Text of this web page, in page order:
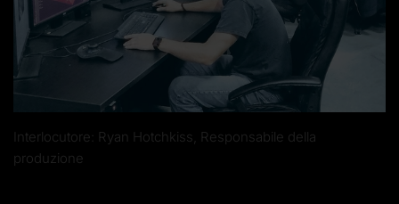
Interlocutore: Ryan Hotchkiss, Responsabile della
produzione